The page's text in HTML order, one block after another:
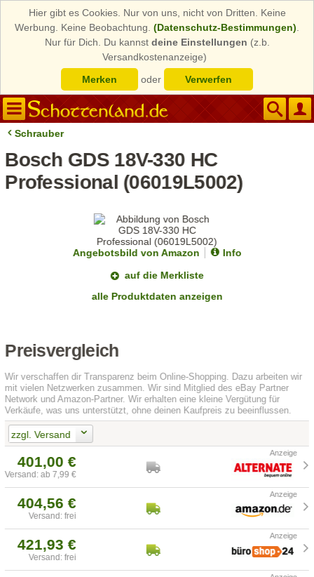
Hier gibt es Cookies. Nur von uns, nicht von Dritten. Keine
Werbung. Keine Beobachtung. (Datenschutz-Bestimmungen)
Nur für Dich. Du kannst deine Einstellungen (z.b.
Versandkostenanzeige)
Merken
oder Verwerfen
Schrauber
Bosch GDS 18V-330 HC
Professional (06019L5002)
Angebotsbild von Amazon
Info
auf die Merkliste
alle Produktdaten anzeigen
Preisvergleich
Wir verschaffen dir Transparenz beim Online-Shopping. Dazu arbeiten wir
mit vielen Netzwerken zusammen. Wir sind Mitglied des eBay Partner
Network und Amazon-Partner. Wir erhalten eine kleine Vergütung für
Verkäufe, was uns unterstützt, ohne deinen Kaufpreis zu beeinflussen.
zzgl. Versand
401,00 €
Versand: ab 7,99 €
404,56 €
Versand: frei
421,93 €
Versand: frei